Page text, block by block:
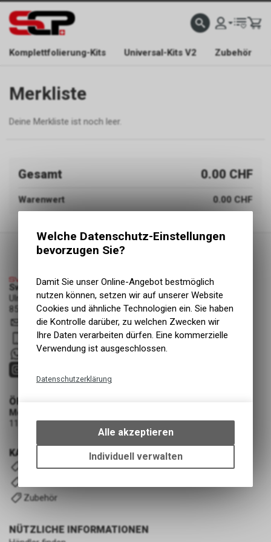
ERREICHBAR NUR WÄHREND DER ÖFFNUNGSZEITEN. GRATIS VERSAND AB
Komplettfolierung-Kits Universal-Kits V2 Zubehör
Merkliste
Deine Merkliste ist noch leer.
Gesamt 0.00 CHF
Warenwert 0.00 CHF
Swiss Cycle Protection - Fabian Löhrer
Ulmenstrasse 3a
8500 Frauenfeld
info@ swisscycleprotection.ch
079 552 85 00
+41 79 5528500
KATEGORIEN
Komplettfolierung-Kits
Zubehör
NÜTZLICHE INFORMATIONEN
ÖFFNUNGSZEITEN
Montag - Mittwoch
11:00 - 19:00 Uhr (nach Vereinbarung)
Welche Datenschutz-Einstellungen
bevorzugen Sie?
Damit Sie unser Online-Angebot bestmöglich
nutzen können, setzen wir auf unserer Website
Cookies und ähnliche Technologien ein. Sie haben
die Kontrolle darüber, zu welchen Zwecken wir
Ihre Daten verarbeiten dürfen. Eine kommerzielle
Verwendung ist ausgeschlossen.
Datenschutzerklärung
bestimmte Interaktionen und
Einstellungen auf Ihrem Gerät,
um die grundlegenden
Funktionen unseres Online-
keinerlei Rückschlüsse auf Ihre
Alle akzeptieren
Individuell verwalten